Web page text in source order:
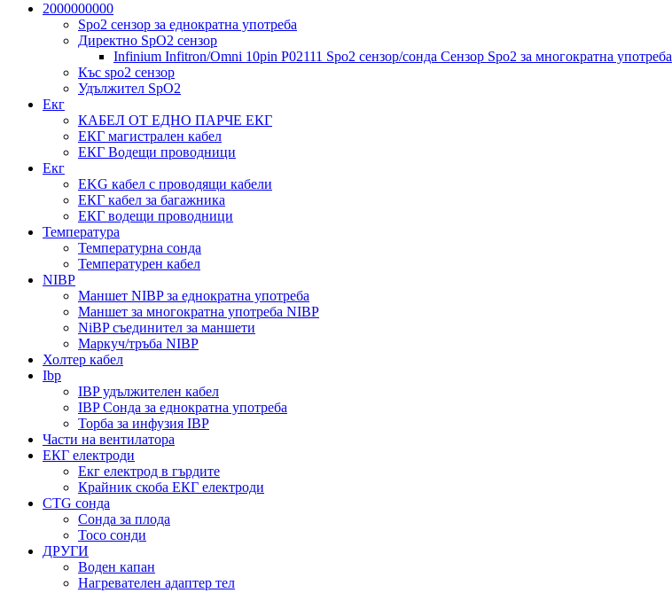
2000000000
Spo2 сензор за еднократна употреба
Директно SpO2 сензор
Infinium Infitron/Omni 10pin P02111 Spo2 сензор/сонда Сензор Spo2 за многократна употреба
Къс spo2 сензор
Удължител SpO2
Екг
КАБЕЛ ОТ ЕДНО ПАРЧЕ ЕКГ
ЕКГ магистрален кабел
ЕКГ Водещи проводници
Екг
EKG кабел с проводящи кабели
ЕКГ кабел за багажника
ЕКГ водещи проводници
Температура
Температурна сонда
Температурен кабел
NIBP
Маншет NIBP за еднократна употреба
Маншет за многократна употреба NIBP
NiBP съединител за маншети
Маркуч/тръба NIBP
Холтер кабел
Ibp
IBP удължителен кабел
IBP Сонда за еднократна употреба
Торба за инфузия IBP
Части на вентилатора
ЕКГ електроди
Екг електрод в гърдите
Крайник скоба ЕКГ електроди
CTG сонда
Сонда за плода
Toco сонди
ДРУГИ
Воден капан
Нагревателен адаптер тел